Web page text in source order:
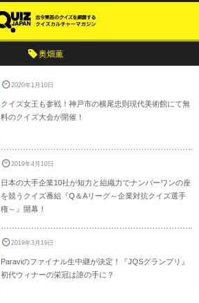
奥畑薫
2020年1月10日
クイズ女王も参戦！神戸市の横尾忠則現代美術館にて無
料のクイズ大会が開催！
2019年4月10日
日本の大手企業10社が知力と組織力でナンバーワンの座
を競うクイズ番組『Q＆Aリーグ～企業対抗クイズ選手
権～』開幕！
2019年3月19日
Paraviのファイナル生中継が決定！『JQSグランプリ』
初代ウィナーの栄冠は誰の手に？